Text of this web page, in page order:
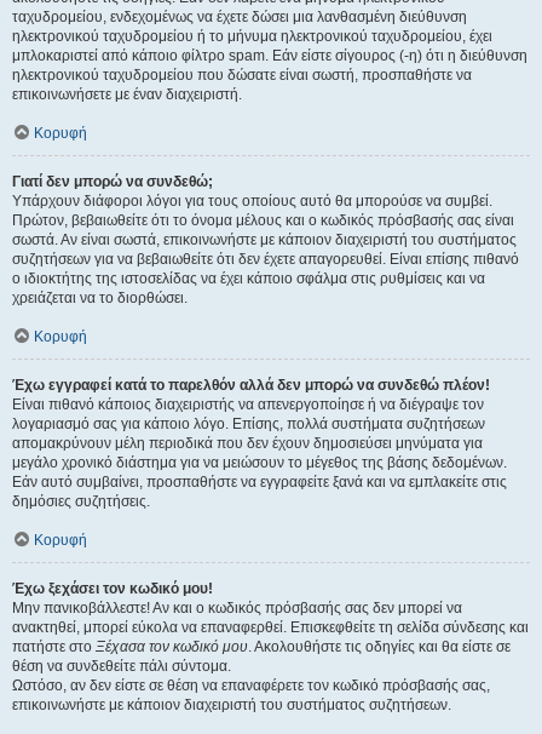
ταχυδρομείου, ενδεχομένως να έχετε δώσει μια λανθασμένη διεύθυνση
ηλεκτρονικού ταχυδρομείου ή το μήνυμα ηλεκτρονικού ταχυδρομείου, έχει
μπλοκαριστεί από κάποιο φίλτρο spam. Εάν είστε σίγουρος (-η) ότι η διεύθυνση
ηλεκτρονικού ταχυδρομείου που δώσατε είναι σωστή, προσπαθήστε να
επικοινωνήσετε με έναν διαχειριστή.
Κορυφή
Γιατί δεν μπορώ να συνδεθώ;
Υπάρχουν διάφοροι λόγοι για τους οποίους αυτό θα μπορούσε να συμβεί.
Πρώτον, βεβαιωθείτε ότι το όνομα μέλους και ο κωδικός πρόσβασής σας είναι
σωστά. Αν είναι σωστά, επικοινωνήστε με κάποιον διαχειριστή του συστήματος
συζητήσεων για να βεβαιωθείτε ότι δεν έχετε απαγορευθεί. Είναι επίσης πιθανό
ο ιδιοκτήτης της ιστοσελίδας να έχει κάποιο σφάλμα στις ρυθμίσεις και να
χρειάζεται να το διορθώσει.
Κορυφή
Έχω εγγραφεί κατά το παρελθόν αλλά δεν μπορώ να συνδεθώ πλέον!
Είναι πιθανό κάποιος διαχειριστής να απενεργοποίησε ή να διέγραψε τον
λογαριασμό σας για κάποιο λόγο. Επίσης, πολλά συστήματα συζητήσεων
απομακρύνουν μέλη περιοδικά που δεν έχουν δημοσιεύσει μηνύματα για
μεγάλο χρονικό διάστημα για να μειώσουν το μέγεθος της βάσης δεδομένων.
Εάν αυτό συμβαίνει, προσπαθήστε να εγγραφείτε ξανά και να εμπλακείτε στις
δημόσιες συζητήσεις.
Κορυφή
Έχω ξεχάσει τον κωδικό μου!
Μην πανικοβάλλεστε! Αν και ο κωδικός πρόσβασής σας δεν μπορεί να
ανακτηθεί, μπορεί εύκολα να επαναφερθεί. Επισκεφθείτε τη σελίδα σύνδεσης και
πατήστε στο Ξέχασα τον κωδικό μου. Ακολουθήστε τις οδηγίες και θα είστε σε
θέση να συνδεθείτε πάλι σύντομα.
Ωστόσο, αν δεν είστε σε θέση να επαναφέρετε τον κωδικό πρόσβασής σας,
επικοινωνήστε με κάποιον διαχειριστή του συστήματος συζητήσεων.